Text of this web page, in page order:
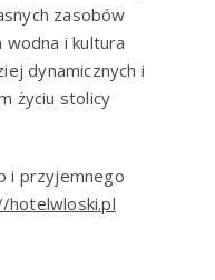
zasobów
i kultura
dynamicznych i
życiu stolicy
i przyjemnego
hotelwloski.pl